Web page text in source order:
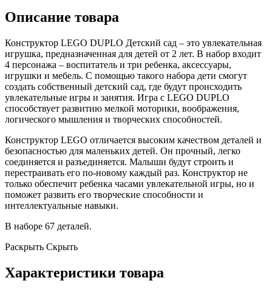
Описание товара
Конструктор LEGO DUPLO Детский сад – это увлекательная
игрушка, предназначенная для детей от 2 лет. В набор входит
4 персонажа – воспитатель и три ребенка, аксессуары,
игрушки и мебель. С помощью такого набора дети смогут
создать собственный детский сад, где будут происходить
увлекательные игры и занятия. Игра с LEGO DUPLO
способствует развитию мелкой моторики, воображения,
логического мышления и творческих способностей.
Конструктор LEGO отличается высоким качеством деталей и
безопасностью для маленьких детей. Он прочный, легко
соединяется и разъединяется. Малыши будут строить и
перестраивать его по-новому каждый раз. Конструктор не
только обеспечит ребенка часами увлекательной игры, но и
поможет развить его творческие способности и
интеллектуальные навыки.
В наборе 67 деталей.
Раскрыть Скрыть
Характеристики товара